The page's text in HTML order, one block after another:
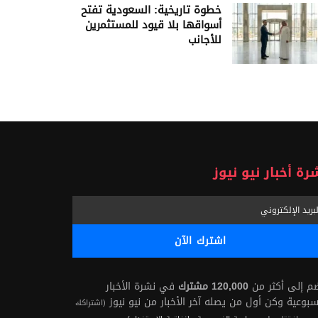
خطوة تاريخية: السعودية تفتح
أسواقها بلا قيود للمستثمرين
للأجانب
أخبار نيو نيوز
إلى أكثر من 120,000 مشترك
في نشرة الأخبار
وكن أول من يصله آخر الأخبار من نيو نيوز (اشتراكك